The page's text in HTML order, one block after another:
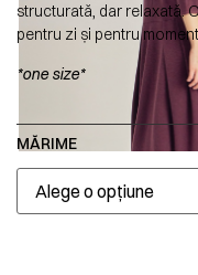
structurată, dar relaxată.
pentru zi și pentru
*one size*
MĂRIME